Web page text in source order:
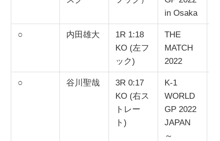
in Osaka
○ 内田雄大
1R 1:18
KO (左フ
ック)
THE
MATCH
2022
○ 谷川聖哉
3R 0:17
KO (右ス
トレー
ト)
K-1
WORLD
GP 2022
JAPAN
～